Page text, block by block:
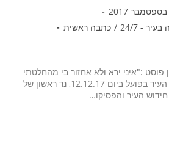
- 24/7
/ כתבה ראשית
:"איני ירא ולא אחזור בי מהחלטתי
להתמודד על תפקיד ראש העיר בפועל ביום 12.12.17, נר ראשון של
העיר והפסיקו…